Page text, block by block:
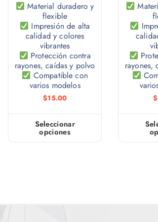
Material duradero y
flexible
Impresión de alta
calidad y colores
vibrantes
Protección contra
rayones, caídas y polvo
Compatible con
varios modelos
$15.00
Seleccionar
opciones
E
rayones,
$